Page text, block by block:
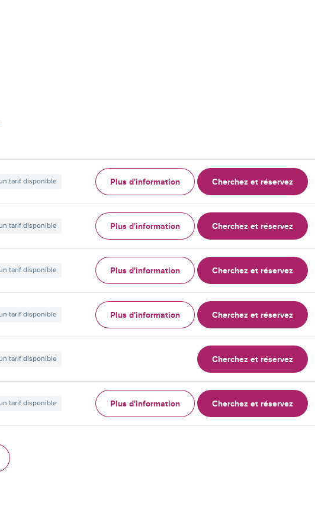
tarif disponible Plus d'information Cherchez et réservez
tarif disponible Plus d'information Cherchez et réservez
tarif disponible Plus d'information Cherchez et réservez
tarif disponible Plus d'information Cherchez et réservez
tarif disponible Cherchez et réservez
tarif disponible Plus d'information Cherchez et réservez